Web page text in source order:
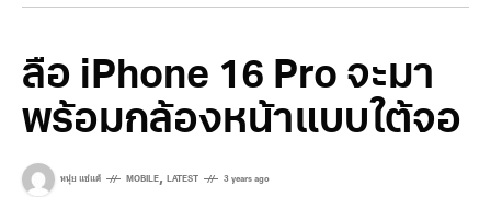
ลือ iPhone 16 Pro จะมา
พร้อมกล้องหน้าแบบใต้จอ
หนุ่ย แซ่แต้ MOBILE, LATEST 3 years ago